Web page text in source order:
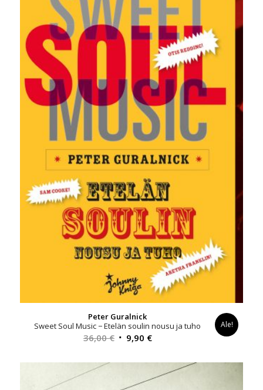
Peter Guralnick
Sweet Soul Music − Etelän soulin nousu ja tuho
36,00€ Alkuperäinen
oli:
36,00 €.
9,90 €Nykyinen
on:
9,90 €.
Ale!